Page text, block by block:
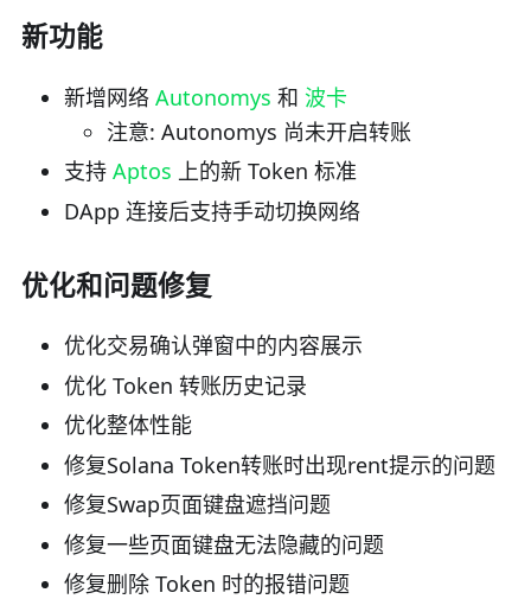
新功能
新增网络 Autonomys 和 波卡
注意: Autonomys 尚未开启转账
支持 Aptos 上的新 Token 标准
DApp 连接后支持手动切换网络
优化和问题修复
优化交易确认弹窗中的内容展示
优化 Token 转账历史记录
优化整体性能
修复Solana Token转账时出现rent提示的问题
修复Swap页面键盘遮挡问题
修复一些页面键盘无法隐藏的问题
修复删除 Token 时的报错问题